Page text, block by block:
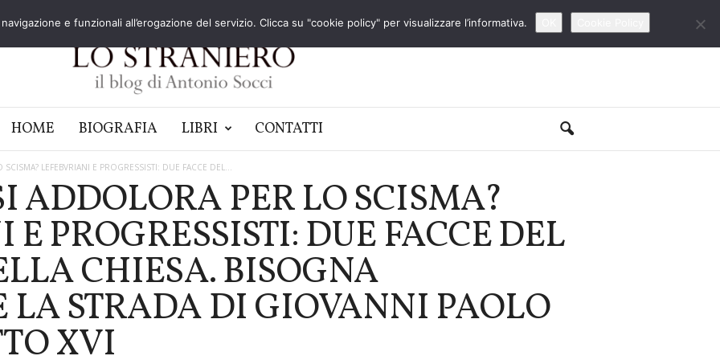
HOME BIOGRAFIA LIBRI CONTATTI
LEFEBVRIANI E PROGRESSISTI: DUE FACCE DEL...
ADDOLORA PER LO SCISMA?
PROGRESSISTI: DUE FACCE DEL
CHIESA. BISOGNA
LA STRADA DI GIOVANNI PAOLO
XVI
e funzionali all’erogazione del servizio. Clicca su "cookie policy" per visualizzare l’informativa.